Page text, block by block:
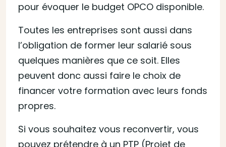
pour évoquer le budget OPCO disponible.
Toutes les entreprises sont aussi dans
l’obligation de former leur salarié sous
quelques manières que ce soit. Elles
peuvent donc aussi faire le choix de
financer votre formation avec leurs fonds
propres.
Si vous souhaitez vous reconvertir, vous
pouvez prétendre à un PTP (Projet de